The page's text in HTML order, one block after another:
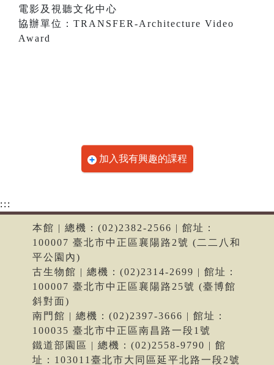
電影及視聽文化中心
協辦單位：TRANSFER-Architecture Video
Award
加入我有興趣的課程
:::
本館 | 總機：(02)2382-2566 | 館址：
100007 臺北市中正區襄陽路2號 (二二八和
平公園內)
古生物館 | 總機：(02)2314-2699 | 館址：
100007 臺北市中正區襄陽路25號 (臺博館
斜對面)
南門館 | 總機：(02)2397-3666 | 館址：
100035 臺北市中正區南昌路一段1號
鐵道部園區 | 總機：(02)2558-9790 | 館
址：103011臺北市大同區延平北路一段2號